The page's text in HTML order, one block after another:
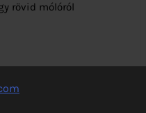
rövid mólóról